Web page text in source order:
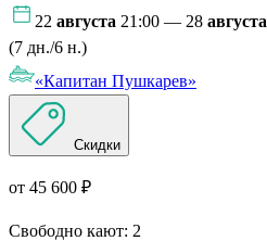
22 августа 21:00 — 28 августа
(7 дн./6 н.)
«Капитан Пушкарев»
Скидки
от 45 600 ₽
Свободно кают: 2